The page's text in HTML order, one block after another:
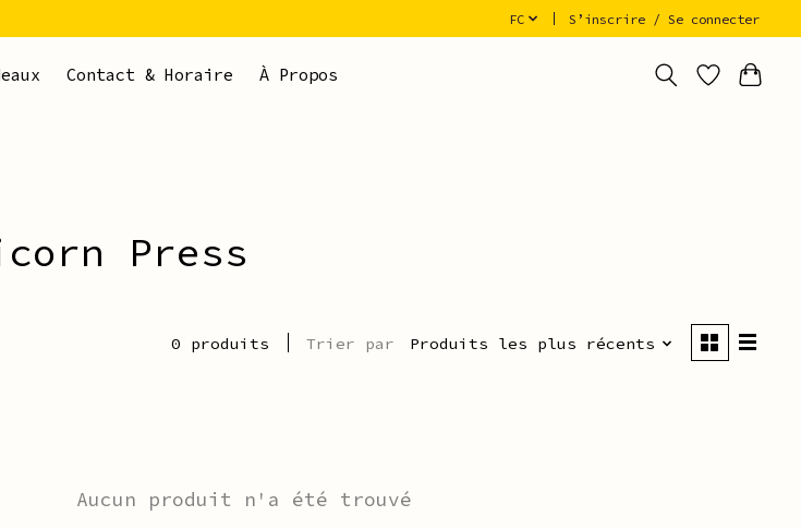
FC S’inscrire / Se connecter
Contact & Horaire À Propos
Press
0 produits Trier par Produits les plus récents
Aucun produit n'a été trouvé